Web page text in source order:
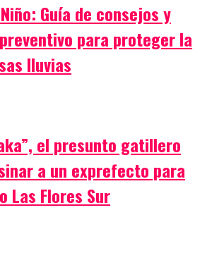
Guía de consejos y
para proteger la
lluvias
el presunto gatillero
a un exprefecto para
Las Flores Sur